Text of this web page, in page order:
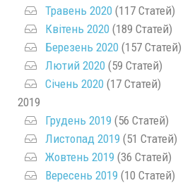
Травень 2020 (117 Статей)
Квітень 2020 (189 Статей)
Березень 2020 (157 Статей)
Лютий 2020 (59 Статей)
Січень 2020 (17 Статей)
2019
Грудень 2019 (56 Статей)
Листопад 2019 (51 Статей)
Жовтень 2019 (36 Статей)
Вересень 2019 (10 Статей)